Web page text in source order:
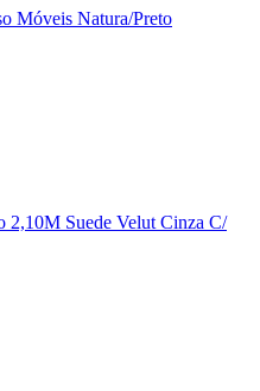
Móveis Natura/Preto
2,10M Suede Velut Cinza C/